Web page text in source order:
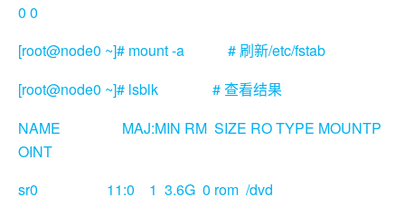
0 0
[root@node0 ~]# mount -a # 刷新/etc/fstab
[root@node0 ~]# lsblk # 查看结果
NAME MAJ:MIN RM SIZE RO TYPE MOUNTP
OINT
sr0 11:0 1 3.6G 0 rom /dvd